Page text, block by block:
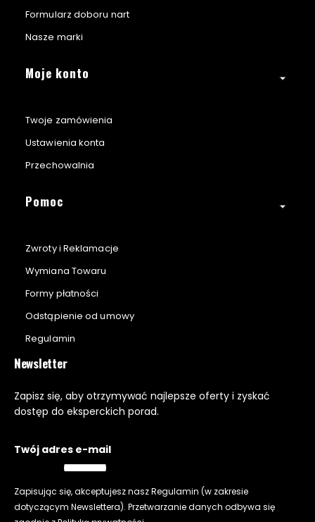
Formularz doboru nart
Nasze marki
Moje konto
Twoje zamówienia
Ustawienia konta
Przechowalnia
Pomoc
Zwroty i Reklamacje
Wymiana Towaru
Formy płatności
Odstąpienie od umowy
Regulamin
Newsletter
Zapisz się, aby otrzymywać najlepsze oferty i zyskać
dostęp do eksperckich porad.
Twój adres e-mail
Zapisując się, akceptujesz naszRegulamin (w zakresie
dotyczącym Newslettera). Przetwarzanie danych odbywa się